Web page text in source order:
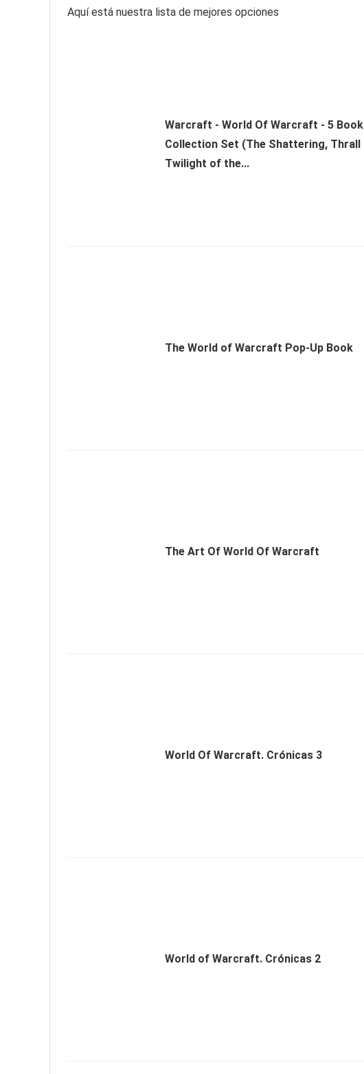
Aquí está nuestra lista de mejores opciones
Warcraft - World Of Warcraft - 5 Book
Collection Set (The Shattering, Thrall
Twilight of the...
The World of Warcraft Pop-Up Book
The Art Of World Of Warcraft
World Of Warcraft. Crónicas 3
World of Warcraft. Crónicas 2